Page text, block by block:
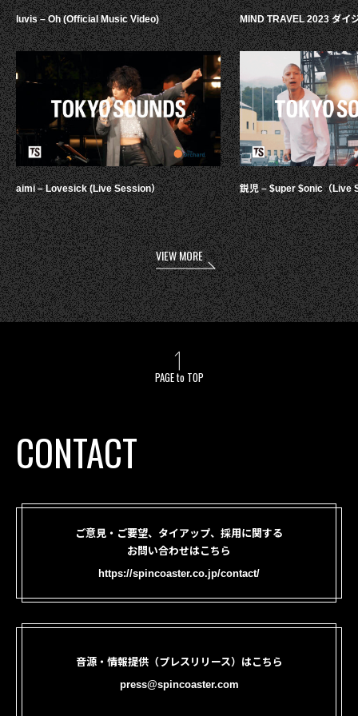
luvis – Oh (Official Music Video)
aimi – Lovesick (Live Session）
MIND TRAVEL 2023 ダイ
鋭児 – $uper $onic（Live
VIEW MORE
PAGE to TOP
CONTACT
ご意見・ご要望、タイアップ、採用に関する
お問い合わせはこちら
https://spincoaster.co.jp/contact/
音源・情報提供（プレスリリース）はこちら
press@spincoaster.com